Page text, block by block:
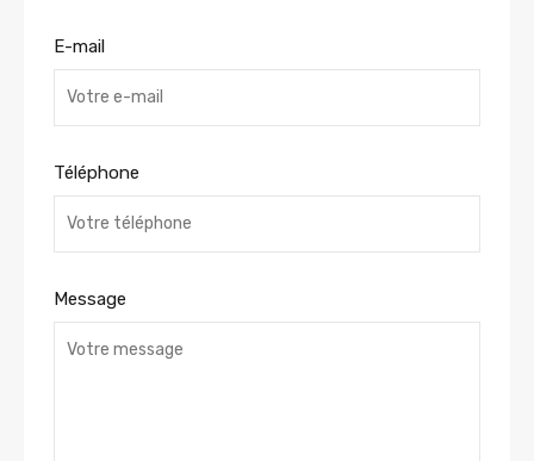
E-mail
Téléphone
Message